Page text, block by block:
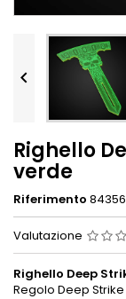

Righello
verde
Riferimento
Valutazione
Righello Deep
Regolo Deep Strike